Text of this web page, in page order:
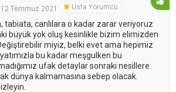
12 Temmuz 2021 Usta Yorumcu
tabiata, canlılara o kadar zarar veriyoruz
büyük yok oluş kesinlikle bizim elimizden
miyiz, belki evet ama hepimiz
bu kadar meşgulken bu
ufak detaylar sonraki nesillere
dünya kalmamasına sebep olacak.